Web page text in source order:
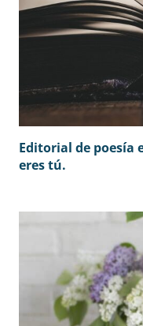
Editorial de poesía
eres tú.